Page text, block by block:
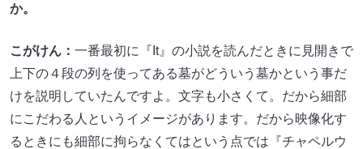
か。
こがけん： 一番最初に『It』の小説を読んだときに見開きで
上下の４段の列を使ってある墓がどういう墓かという事だ
けを説明していたんですよ。文字も小さくて。だから細部
にこだわる人というイメージがあります。だから映像化す
るときにも細部に拘らなくてはという点では『チャペルウ